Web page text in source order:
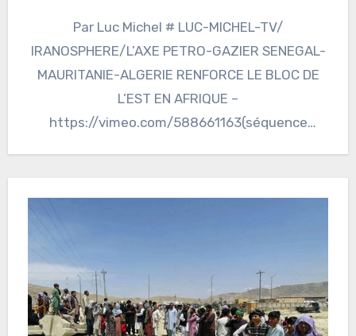
Par Luc Michel # LUC-MICHEL-TV/
IRANOSPHERE/L’AXE PETRO-GAZIER SENEGAL-
MAURITANIE-ALGERIE RENFORCE LE BLOC DE
L’EST EN AFRIQUE –
https://vimeo.com/588661163(séquence